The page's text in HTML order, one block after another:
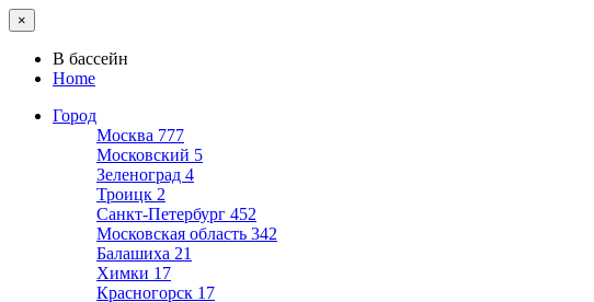
×
В бассейн
Home
Город
Москва 777
Московский 5
Зеленоград 4
Троицк 2
Санкт-Петербург 452
Московская область 342
Балашиха 21
Химки 17
Красногорск 17